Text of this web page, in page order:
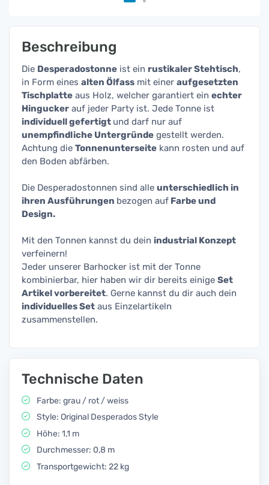
Beschreibung
Die Desperadostonne ist ein rustikaler Stehtisch,
in Form eines alten Ölfass mit einer aufgesetzten
Tischplatte aus Holz, welcher garantiert ein echter
Hingucker auf jeder Party ist. Jede Tonne ist
individuell gefertigt und darf nur auf
unempfindliche Untergründe gestellt werden.
Achtung die Tonnenunterseite kann rosten und auf
den Boden abfärben.
Die Desperadostonnen sind alle unterschiedlich in
ihren Ausführungen bezogen auf Farbe und
Design.
Mit den Tonnen kannst du dein industrial Konzept
verfeinern!
Jeder unserer Barhocker ist mit der Tonne
kombinierbar, hier haben wir dir bereits einige Set
Artikel vorbereitet. Gerne kannst du dir auch dein
individuelles Set aus Einzelartikeln
zusammenstellen.
Technische Daten
Farbe: grau / rot / weiss
Style: Original Desperados Style
Höhe: 1,1 m
Durchmesser: 0,8 m
Transportgewicht: 22 kg